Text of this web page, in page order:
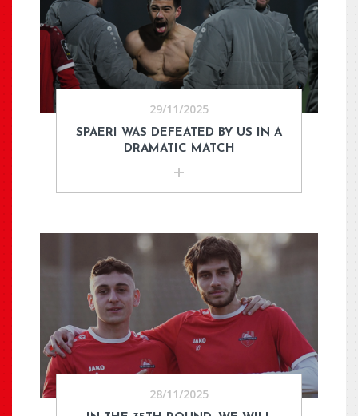
29/11/2025
SPAERI WAS DEFEATED BY US IN A
DRAMATIC MATCH
28/11/2025